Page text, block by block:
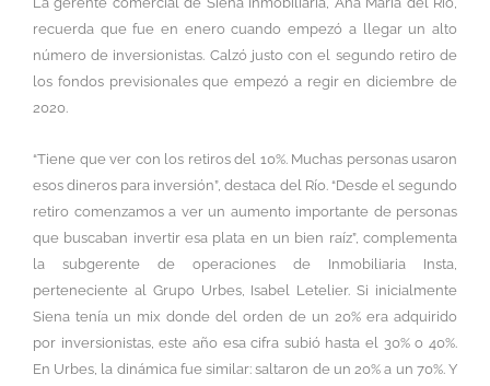
recuerda que fue en enero cuando empezó a llegar un alto
número de inversionistas. Calzó justo con el segundo retiro de
los fondos previsionales que empezó a regir en diciembre de
2020.
“Tiene que ver con los retiros del 10%. Muchas personas usaron
esos dineros para inversión”, destaca del Río. “Desde el segundo
retiro comenzamos a ver un aumento importante de personas
que buscaban invertir esa plata en un bien raíz”, complementa
la subgerente de operaciones de Inmobiliaria Insta,
perteneciente al Grupo Urbes, Isabel Letelier. Si inicialmente
Siena tenía un mix donde del orden de un 20% era adquirido
por inversionistas, este año esa cifra subió hasta el 30% o 40%.
En Urbes, la dinámica fue similar: saltaron de un 20% a un 70%. Y